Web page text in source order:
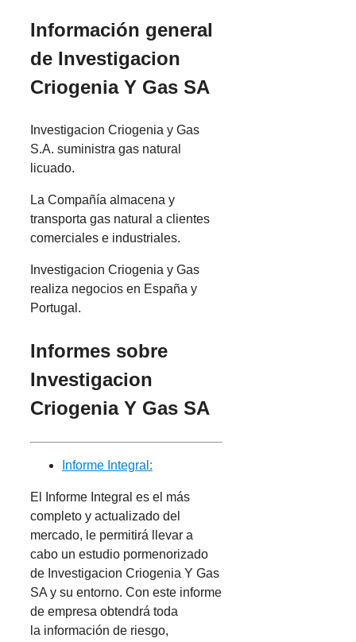
Información general
de Investigacion
Criogenia Y Gas SA
Investigacion Criogenia y Gas
S.A. suministra gas natural
licuado.
La Compañía almacena y
transporta gas natural a clientes
comerciales e industriales.
Investigacion Criogenia y Gas
realiza negocios en España y
Portugal.
Informes sobre
Investigacion
Criogenia Y Gas SA
Informe Integral:
El Informe Integral es el más
completo y actualizado del
mercado, le permitirá llevar a
cabo un estudio pormenorizado
de Investigacion Criogenia Y Gas
SA y su entorno. Con este informe
de empresa obtendrá toda
la información de riesgo,